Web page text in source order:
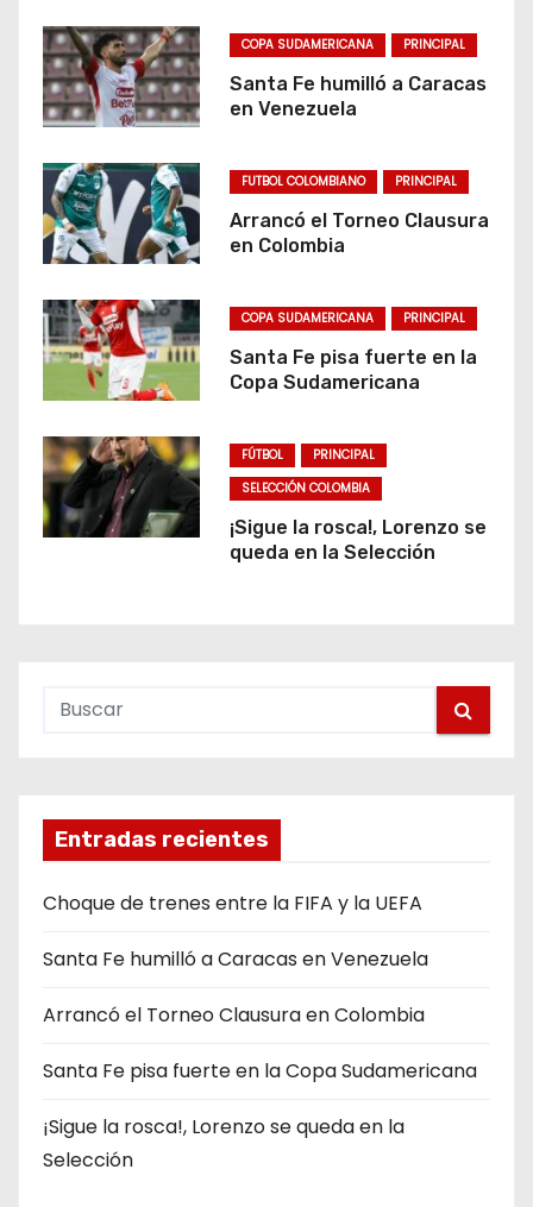
COPA SUDAMERICANA PRINCIPAL
Santa Fe humilló a Caracas
en Venezuela
FUTBOL COLOMBIANO PRINCIPAL
Arrancó el Torneo Clausura
en Colombia
COPA SUDAMERICANA PRINCIPAL
Santa Fe pisa fuerte en la
Copa Sudamericana
FÚTBOL
PRINCIPAL
SELECCIÓN COLOMBIA
¡Sigue la rosca!, Lorenzo se
queda en la Selección
Entradas recientes
Choque de trenes entre la FIFA y la UEFA
Santa Fe humilló a Caracas en Venezuela
Arrancó el Torneo Clausura en Colombia
Santa Fe pisa fuerte en la Copa Sudamericana
¡Sigue la rosca!, Lorenzo se queda en la
Selección